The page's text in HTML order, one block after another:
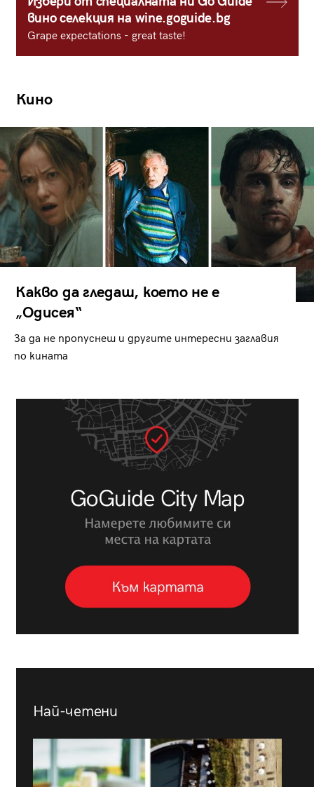
вино селекция на wine.goguide.bg
Grape expectations - great taste!
Кино
Какво да гледаш, което не е
„Одисея“
За да не пропуснеш и другите интересни заглавия
по кината
Най-четени